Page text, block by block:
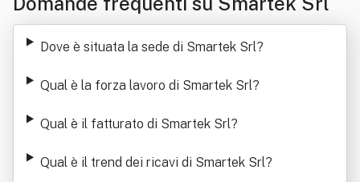
Dove è situata la sede di Smartek Srl?
Qual è la forza lavoro di Smartek Srl?
Qual è il fatturato di Smartek Srl?
Qual è il trend dei ricavi di Smartek Srl?